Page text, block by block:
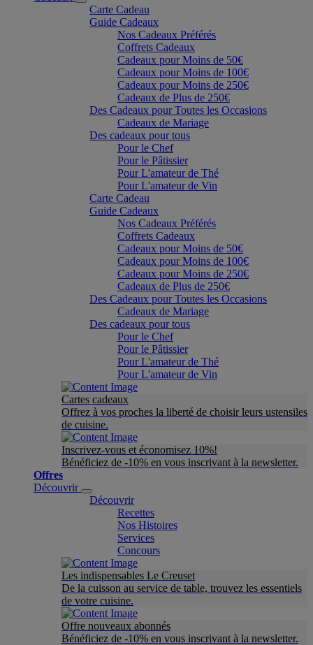
Carte Cadeau
Guide Cadeaux
Nos Cadeaux Préférés
Coffrets Cadeaux
Cadeaux pour Moins de 50€
Cadeaux pour Moins de 100€
Cadeaux pour Moins de 250€
Cadeaux de Plus de 250€
Des Cadeaux pour Toutes les Occasions
Cadeaux de Mariage
Des cadeaux pour tous
Pour le Chef
Pour le Pâtissier
Pour L'amateur de Thé
Pour L'amateur de Vin
Carte Cadeau
Guide Cadeaux
Nos Cadeaux Préférés
Coffrets Cadeaux
Cadeaux pour Moins de 50€
Cadeaux pour Moins de 100€
Cadeaux pour Moins de 250€
Cadeaux de Plus de 250€
Des Cadeaux pour Toutes les Occasions
Cadeaux de Mariage
Des cadeaux pour tous
Pour le Chef
Pour le Pâtissier
Pour L'amateur de Thé
Pour L'amateur de Vin
Cartes cadeaux
Offrez à vos proches la liberté de choisir leurs ustensiles
de cuisine.
Inscrivez-vous et économisez 10%!
Bénéficiez de -10% en vous inscrivant à la newsletter.
Offres
Découvrir
Découvrir
Recettes
Nos Histoires
Services
Concours
Les indispensables Le Creuset
De la cuisson au service de table, trouvez les essentiels
de votre cuisine.
Offre nouveaux abonnés
Bénéficiez de -10% en vous inscrivant à la newsletter.